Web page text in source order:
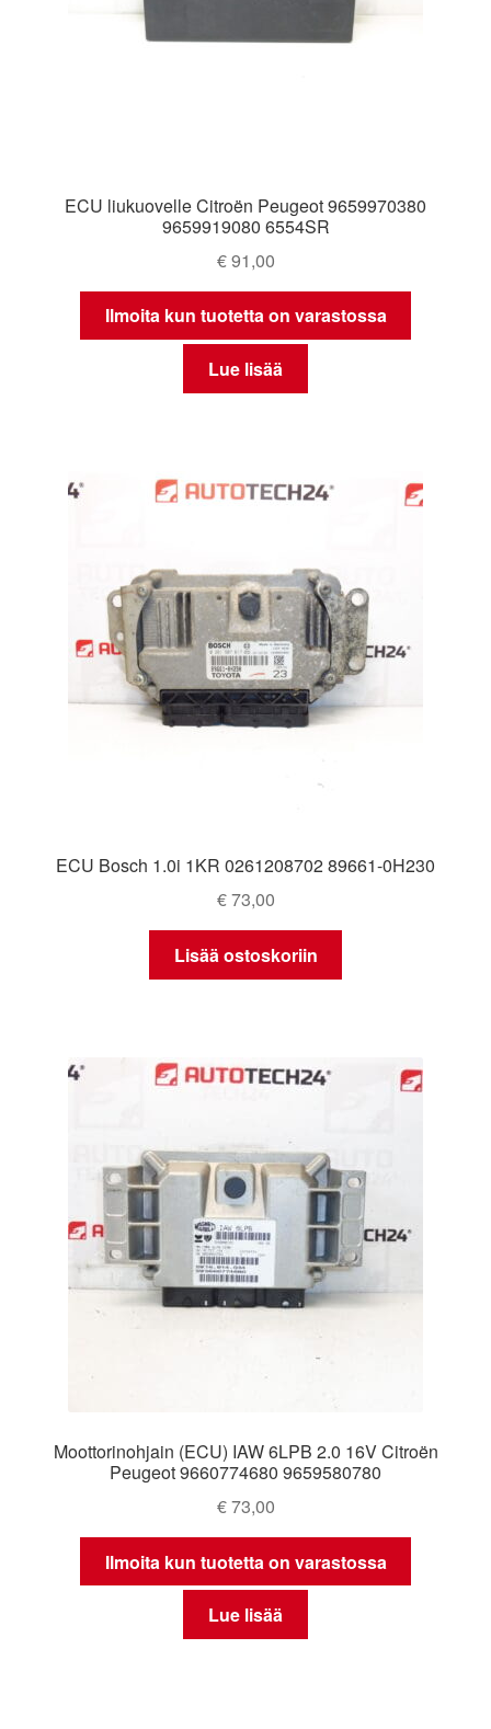
ECU liukuovelle Citroën Peugeot 9659970380
9659919080 6554SR
€91,00
Ilmoita kun tuotetta on varastossa
Lue lisää
ECU Bosch 1.0i 1KR 0261208702 89661-0H230
€73,00
Lisää ostoskoriin
Moottorinohjain (ECU) IAW 6LPB 2.0 16V Citroën
Peugeot 9660774680 9659580780
€73,00
Ilmoita kun tuotetta on varastossa
Lue lisää